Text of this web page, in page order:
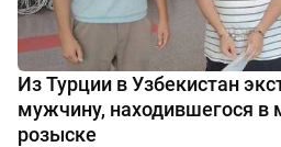
Из Турции в Узбекистан
мужчину, находившегося
розыске